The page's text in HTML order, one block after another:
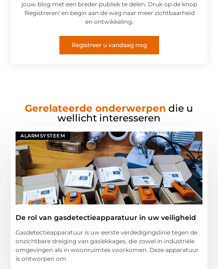
jouw blog met een breder publiek te delen. Druk op de knop
'Registreren' en begin aan de weg naar meer zichtbaarheid
en ontwikkeling.
Registreer u vandaag nog
Gerelateerde onderwerpen die u
wellicht interesseren
ALARMSYSTEEM
De rol van gasdetectieapparatuur in uw veiligheid
Gasdetectieapparatuur is uw eerste verdedigingslinie tegen de
onzichtbare dreiging van gaslekkages, die zowel in industriële
omgevingen als in woonruimtes voorkomen. Deze apparatuur
is ontworpen om